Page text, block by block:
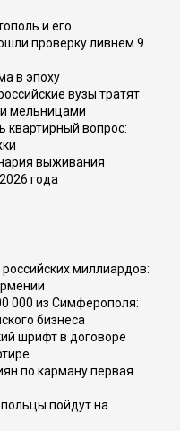
и его
проверку ливнем 9
в эпоху
вузы тратят
мельницами
квартирный вопрос:
выживания
года
миллиардов:
000 из Симферополя:
бизнеса
шрифт в договоре
по карману первая
пойдут на